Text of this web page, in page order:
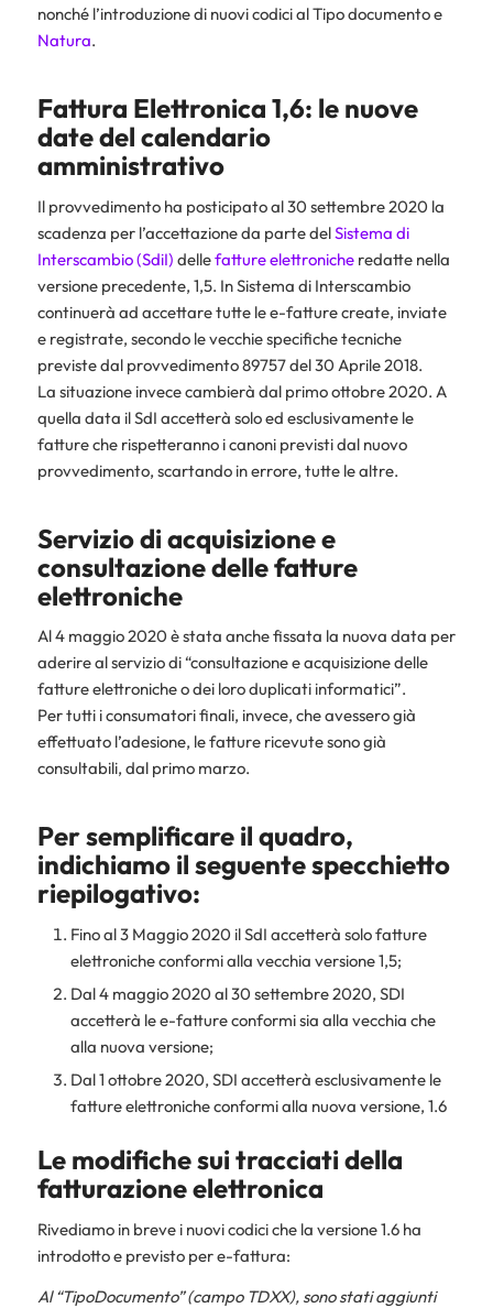
nonché l’introduzione di nuovi codici al Tipo documento e
Natura.
Fattura Elettronica 1,6: le nuove
date del calendario
amministrativo
Il provvedimento ha posticipato al 30 settembre 2020 la
scadenza per l’accettazione da parte delSistema di
Interscambio (SdiI) dellefatture elettronicheredatte nella
versione precedente, 1,5. In Sistema di Interscambio
continuerà ad accettare tutte le e-fatture create, inviate
e registrate, secondo le vecchie specifiche tecniche
previste dal provvedimento 89757 del 30 Aprile 2018.
La situazione invece cambierà dal primo ottobre 2020. A
quella data il SdI accetterà solo ed esclusivamente le
fatture che rispetteranno i canoni previsti dal nuovo
provvedimento, scartando in errore, tutte le altre.
Servizio di acquisizione e
consultazione delle fatture
elettroniche
Al 4 maggio 2020 è stata anche fissata la nuova data per
aderire al servizio di “consultazione e acquisizione delle
fatture elettroniche o dei loro duplicati informatici”.
Per tutti i consumatori finali, invece, che avessero già
effettuato l’adesione, le fatture ricevute sono già
consultabili, dal primo marzo.
Per semplificare il quadro,
indichiamo il seguente specchietto
riepilogativo:
Fino al 3 Maggio 2020 il SdI accetterà solo fatture
elettroniche conformi alla vecchia versione 1,5;
Dal 4 maggio 2020 al 30 settembre 2020, SDI
accetterà le e-fatture conformi sia alla vecchia che
alla nuova versione;
Dal 1 ottobre 2020, SDI accetterà esclusivamente le
fatture elettroniche conformi alla nuova versione, 1.6
Le modifiche sui tracciati della
fatturazione elettronica
Rivediamo in breve i nuovi codici che la versione 1.6 ha
introdotto e previsto per e-fattura:
Al “TipoDocumento” (campo TDXX), sono stati aggiunti